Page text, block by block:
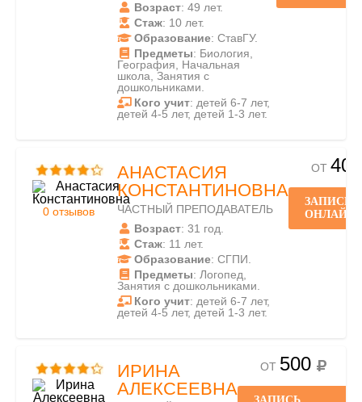
Возраст: 49 лет.
Стаж: 10 лет.
Образование: СтавГУ.
Предметы: Биология,
География, Начальная
школа, Занятия с
дошкольниками.
Кого учит: детей 6-7 лет,
детей 4-5 лет, детей 1-3 лет.
0 отзывов
АНАСТАСИЯ
КОНСТАНТИНОВНА
ЧАСТНЫЙ ПРЕПОДАВАТЕЛЬ
Возраст: 31 год.
Стаж: 11 лет.
Образование: СГПИ.
Предметы: Логопед,
Занятия с дошкольниками.
Кого учит: детей 6-7 лет,
детей 4-5 лет, детей 1-3 лет.
ОТ 400
ЗАПИСЬ
ОНЛАЙН
ИРИНА
АЛЕКСЕЕВНА
ОТ 500